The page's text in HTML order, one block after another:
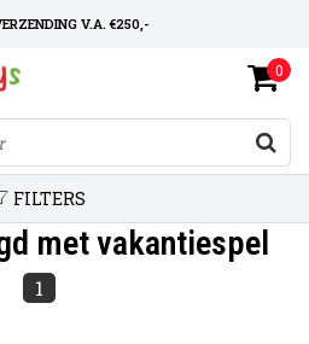
V.A. €250,-
LEVERTIJD
OP MAAT
0
FILTERS
met vakantiespel
1